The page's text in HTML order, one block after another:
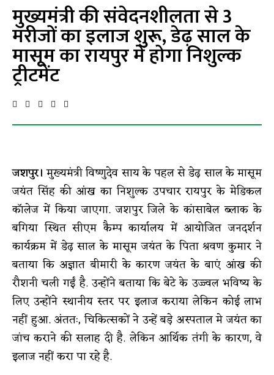
मुख्यमंत्री की संवेदनशीलता से 3
मरीजों का इलाज शुरू, डेढ़ साल के
मासूम का रायपुर में होगा निशुल्क
ट्रीटमेंट
जशपुर।मुख्यमंत्री विष्णुदेव साय के पहल से डेढ़ साल के मासूम
जयंत सिंह की आंख का निशुल्क उपचार रायपुर के मेडिकल
कॉलेज में किया जाएगा. जशपुर जिले के कांसाबेल ब्लाक के
बगिया स्थित सीएम कैम्प कार्यालय में आयोजित जनदर्शन
कार्यक्रम में डेढ़ साल के मासूम जयंत के पिता श्रवण कुमार ने
बताया कि अज्ञात बीमारी के कारण जयंत के बाएं आंख की
रौशनी चली गईं है. उन्होंने बताया कि बेटे के उज्ज्वल भविष्य के
लिए उन्होंने स्थानीय स्तर पर इलाज कराया लेकिन कोई लाभ
नहीं हुआ. अंततः, चिकित्सकों ने उन्हें बड़े अस्पताल मे जयंत का
जांच कराने की सलाह दी है. लेकिन आर्थिक तंगी के कारण, वे
इलाज नहीं करा पा रहे है.